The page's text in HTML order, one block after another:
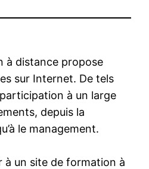
à distance propose
sur Internet. De tels
à un large
depuis la
le management.
à un site de formation à